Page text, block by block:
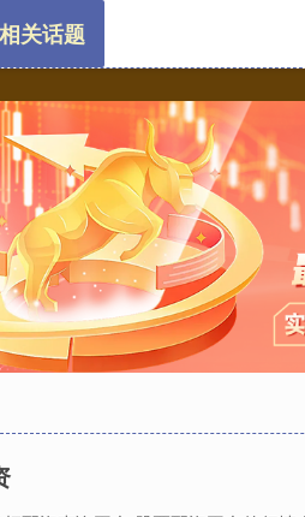
关话题